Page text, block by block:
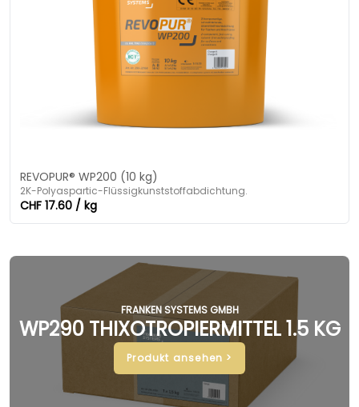
REVOPUR® WP200 (10 kg)
2K-Polyaspartic-Flüssigkunststoffabdichtung.
CHF 17.60 / kg
FRANKEN SYSTEMS GMBH
WP290 THIXOTROPIERMITTEL 1.5 KG
Produkt ansehen >